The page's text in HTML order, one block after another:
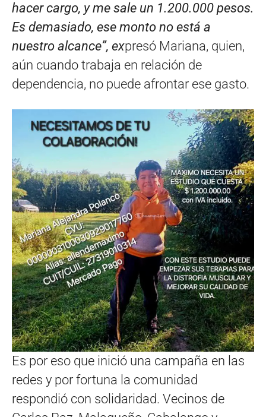
hacer cargo, y me sale un 1.200.000 pesos.
Es demasiado, ese monto no está a
nuestro alcance”, expresó Mariana, quien,
aún cuando trabaja en relación de
dependencia, no puede afrontar ese gasto.
Es por eso que inició una campaña en las
redes y por fortuna la comunidad
respondió con solidaridad. Vecinos de